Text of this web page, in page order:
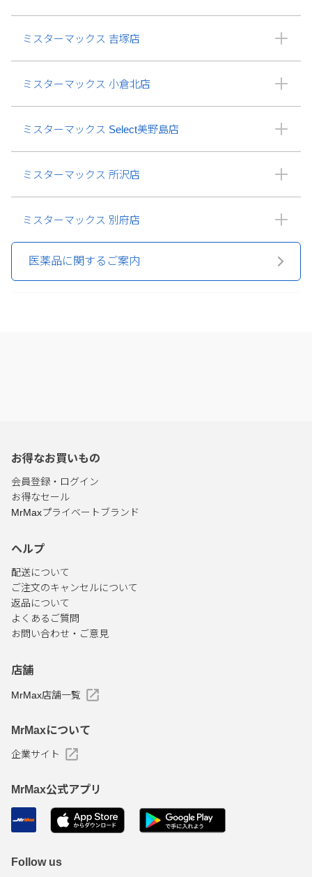
ミスターマックス 吉塚店
ミスターマックス 小倉北店
ミスターマックス Select美野島店
ミスターマックス 所沢店
ミスターマックス 別府店
医薬品に関するご案内
お得なお買いもの
会員登録・ログイン
お得なセール
MrMaxプライベートブランド
ヘルプ
配送について
ご注文のキャンセルについて
返品について
よくあるご質問
お問い合わせ・ご意見
店舗
MrMax店舗一覧
MrMaxについて
企業サイト
MrMax公式アプリ
Follow us